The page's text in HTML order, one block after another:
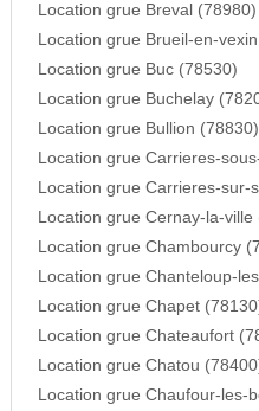
Location grue Breval (78980)
Location grue Brueil-en-
Location grue Buc (78530)
Location grue Buchelay
Location grue Bullion (78830)
Location grue Carrieres-
Location grue Carrieres-sur-
Location grue Cernay-la-ville
Location grue Chambourcy
Location grue Chanteloup-
Location grue Chapet
Location grue Chateaufort
Location grue Chatou
Location grue Chaufour-les-